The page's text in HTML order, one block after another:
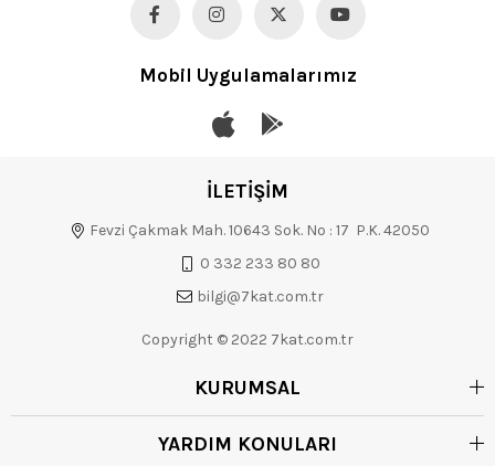
Mobil Uygulamalarımız
İLETİŞİM
Fevzi Çakmak Mah. 10643 Sok. No : 17 P.K. 42050
0 332 233 80 80
bilgi@7kat.com.tr
Copyright © 2022 7kat.com.tr
KURUMSAL
YARDIM KONULARI